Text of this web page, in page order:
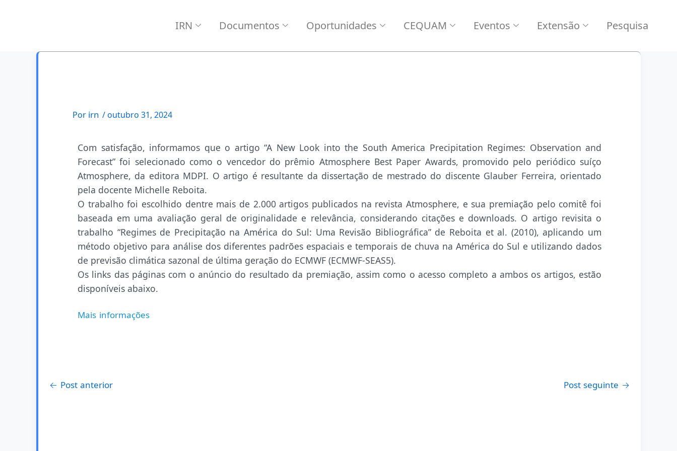
IRN Documentos Oportunidades CEQUAM Eventos Extensão Pesquisa
Por irn /outubro 31, 2024
Com satisfação, informamos que o artigo “A New Look into the South America Precipitation Regimes: Observation and
Forecast” foi selecionado como o vencedor do prêmio Atmosphere Best Paper Awards, promovido pelo periódico suíço
Atmosphere, da editora MDPI. O artigo é resultante da dissertação de mestrado do discente Glauber Ferreira, orientado
pela docente Michelle Reboita.
O trabalho foi escolhido dentre mais de 2.000 artigos publicados na revista Atmosphere, e sua premiação pelo comitê foi
baseada em uma avaliação geral de originalidade e relevância, considerando citações e downloads. O artigo revisita o
trabalho “Regimes de Precipitação na América do Sul: Uma Revisão Bibliográfica” de Reboita et al. (2010), aplicando um
método objetivo para análise dos diferentes padrões espaciais e temporais de chuva na América do Sul e utilizando dados
de previsão climática sazonal de última geração do ECMWF (ECMWF-SEAS5).
Os links das páginas com o anúncio do resultado da premiação, assim como o acesso completo a ambos os artigos, estão
disponíveis abaixo.
Mais informações
← Post anterior Post seguinte →